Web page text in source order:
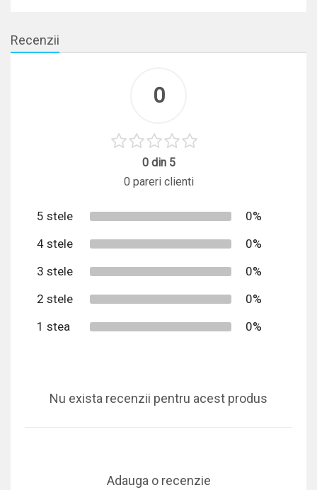
Recenzii
0
0 din 5
0 pareri clienti
5 stele
0%
4 stele
0%
3 stele
0%
2 stele
0%
1 stea
0%
Nu exista recenzii pentru acest produs
Adauga o recenzie